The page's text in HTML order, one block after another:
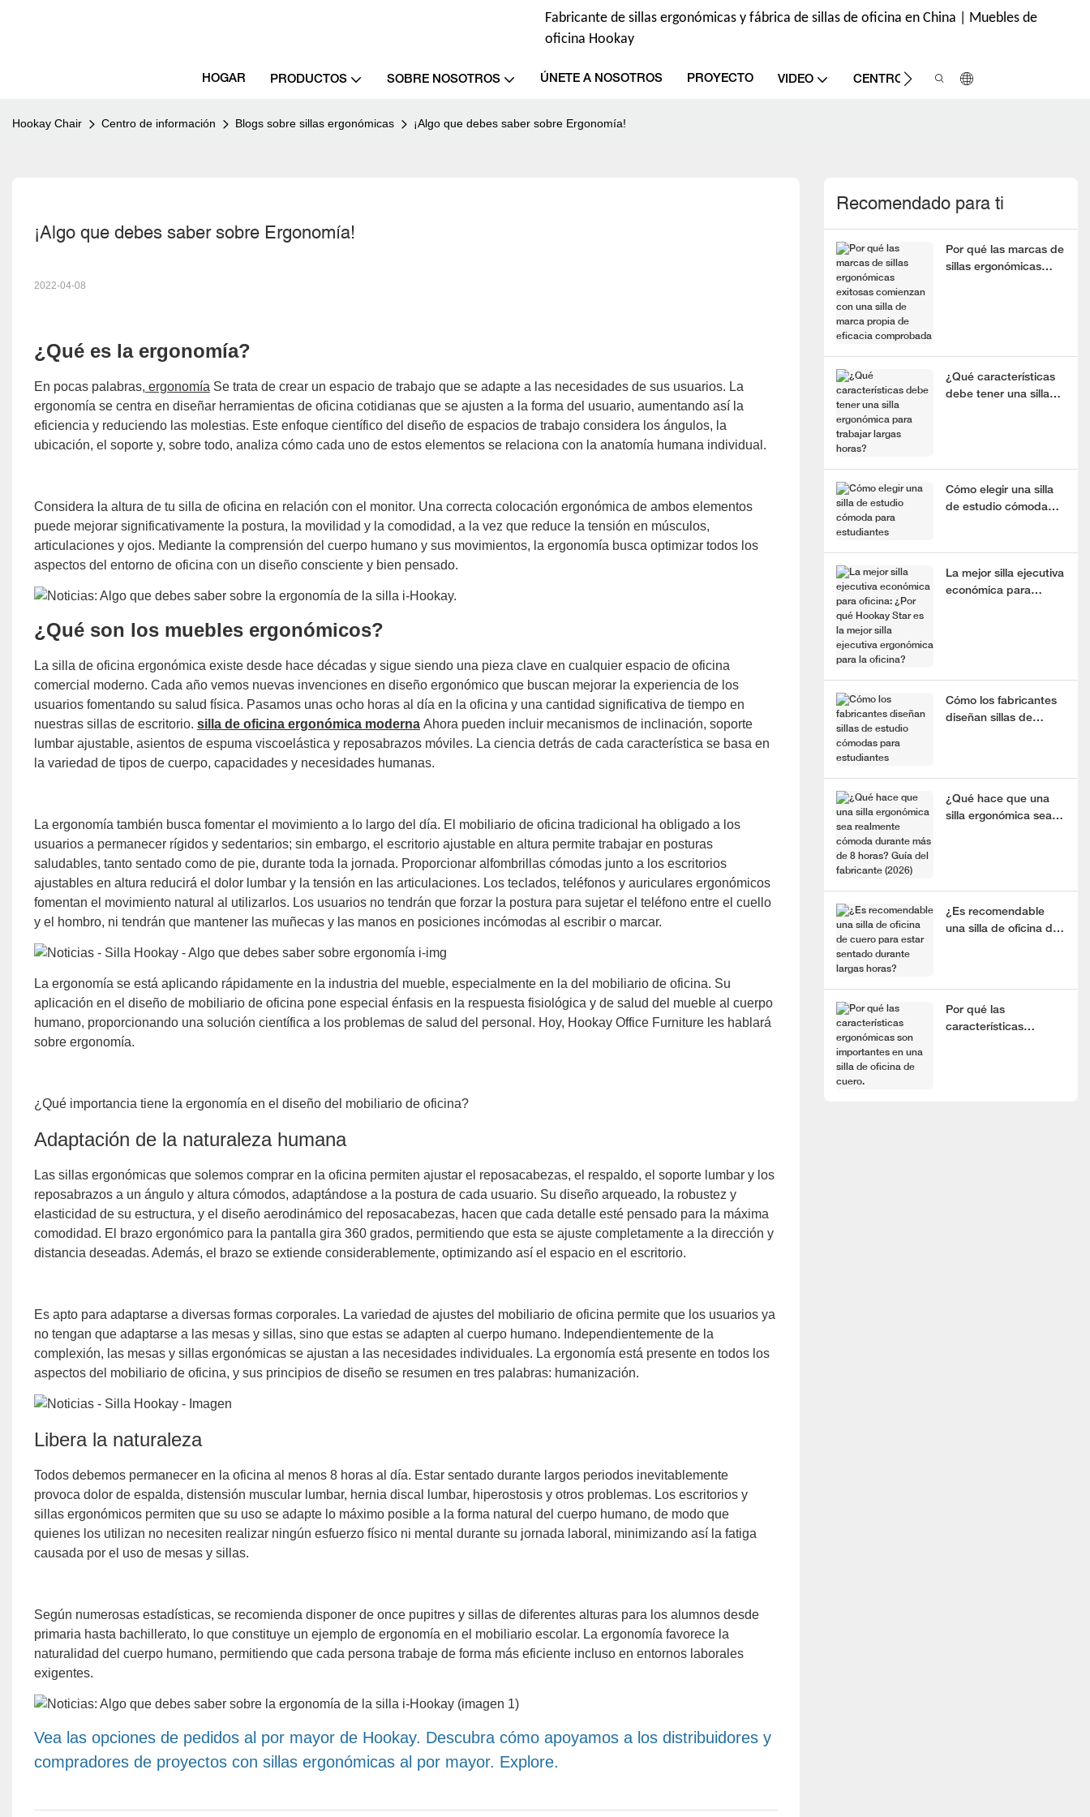
Fabricante de sillas ergonómicas y fábrica de sillas de oficina en China | Muebles de
oficina Hookay
HOGAR PRODUCTOS SOBRE NOSOTROS ÚNETE A NOSOTROS PROYECTO VIDEO CENTRO DE INFORMACIÓN
Hookay Chair Centro de información Blogs sobre sillas ergonómicas ¡Algo que debes saber sobre Ergonomía!
¡Algo que debes saber sobre Ergonomía!
2022-04-08
¿Qué es la ergonomía?
En pocas palabras, ergonomía Se trata de crear un espacio de trabajo que se adapte a las necesidades de sus usuarios. La
ergonomía se centra en diseñar herramientas de oficina cotidianas que se ajusten a la forma del usuario, aumentando así la
eficiencia y reduciendo las molestias. Este enfoque científico del diseño de espacios de trabajo considera los ángulos, la
ubicación, el soporte y, sobre todo, analiza cómo cada uno de estos elementos se relaciona con la anatomía humana individual.
Considera la altura de tu silla de oficina en relación con el monitor. Una correcta colocación ergonómica de ambos elementos
puede mejorar significativamente la postura, la movilidad y la comodidad, a la vez que reduce la tensión en músculos,
articulaciones y ojos. Mediante la comprensión del cuerpo humano y sus movimientos, la ergonomía busca optimizar todos los
aspectos del entorno de oficina con un diseño consciente y bien pensado.
¿Qué son los muebles ergonómicos?
La silla de oficina ergonómica existe desde hace décadas y sigue siendo una pieza clave en cualquier espacio de oficina
comercial moderno. Cada año vemos nuevas invenciones en diseño ergonómico que buscan mejorar la experiencia de los
usuarios fomentando su salud física. Pasamos unas ocho horas al día en la oficina y una cantidad significativa de tiempo en
nuestras sillas de escritorio. silla de oficina ergonómica moderna Ahora pueden incluir mecanismos de inclinación, soporte
lumbar ajustable, asientos de espuma viscoelástica y reposabrazos móviles. La ciencia detrás de cada característica se basa en
la variedad de tipos de cuerpo, capacidades y necesidades humanas.
La ergonomía también busca fomentar el movimiento a lo largo del día. El mobiliario de oficina tradicional ha obligado a los
usuarios a permanecer rígidos y sedentarios; sin embargo, el escritorio ajustable en altura permite trabajar en posturas
saludables, tanto sentado como de pie, durante toda la jornada. Proporcionar alfombrillas cómodas junto a los escritorios
ajustables en altura reducirá el dolor lumbar y la tensión en las articulaciones. Los teclados, teléfonos y auriculares ergonómicos
fomentan el movimiento natural al utilizarlos. Los usuarios no tendrán que forzar la postura para sujetar el teléfono entre el cuello
y el hombro, ni tendrán que mantener las muñecas y las manos en posiciones incómodas al escribir o marcar.
La ergonomía se está aplicando rápidamente en la industria del mueble, especialmente en la del mobiliario de oficina. Su
aplicación en el diseño de mobiliario de oficina pone especial énfasis en la respuesta fisiológica y de salud del mueble al cuerpo
humano, proporcionando una solución científica a los problemas de salud del personal. Hoy, Hookay Office Furniture les hablará
sobre ergonomía.
¿Qué importancia tiene la ergonomía en el diseño del mobiliario de oficina?
Adaptación de la naturaleza humana
Las sillas ergonómicas que solemos comprar en la oficina permiten ajustar el reposacabezas, el respaldo, el soporte lumbar y los
reposabrazos a un ángulo y altura cómodos, adaptándose a la postura de cada usuario. Su diseño arqueado, la robustez y
elasticidad de su estructura, y el diseño aerodinámico del reposacabezas, hacen que cada detalle esté pensado para la máxima
comodidad. El brazo ergonómico para la pantalla gira 360 grados, permitiendo que esta se ajuste completamente a la dirección y
distancia deseadas. Además, el brazo se extiende considerablemente, optimizando así el espacio en el escritorio.
Es apto para adaptarse a diversas formas corporales. La variedad de ajustes del mobiliario de oficina permite que los usuarios ya
no tengan que adaptarse a las mesas y sillas, sino que estas se adapten al cuerpo humano. Independientemente de la
complexión, las mesas y sillas ergonómicas se ajustan a las necesidades individuales. La ergonomía está presente en todos los
aspectos del mobiliario de oficina, y sus principios de diseño se resumen en tres palabras: humanización.
Libera la naturaleza
Todos debemos permanecer en la oficina al menos 8 horas al día. Estar sentado durante largos periodos inevitablemente
provoca dolor de espalda, distensión muscular lumbar, hernia discal lumbar, hiperostosis y otros problemas. Los escritorios y
sillas ergonómicos permiten que su uso se adapte lo máximo posible a la forma natural del cuerpo humano, de modo que
quienes los utilizan no necesiten realizar ningún esfuerzo físico ni mental durante su jornada laboral, minimizando así la fatiga
causada por el uso de mesas y sillas.
Según numerosas estadísticas, se recomienda disponer de once pupitres y sillas de diferentes alturas para los alumnos desde
primaria hasta bachillerato, lo que constituye un ejemplo de ergonomía en el mobiliario escolar. La ergonomía favorece la
naturalidad del cuerpo humano, permitiendo que cada persona trabaje de forma más eficiente incluso en entornos laborales
exigentes.
Vea las opciones de pedidos al por mayor de Hookay. Descubra cómo apoyamos a los distribuidores y
compradores de proyectos con sillas ergonómicas al por mayor. Explore.
Recomendado para ti
Por qué las marcas de
sillas ergonómicas
¿Qué características
debe tener una silla
Cómo elegir una silla
de estudio cómoda
La mejor silla ejecutiva
económica para
Cómo los fabricantes
diseñan sillas de
¿Qué hace que una
silla ergonómica sea
¿Es recomendable
una silla de oficina de
Por qué las
características